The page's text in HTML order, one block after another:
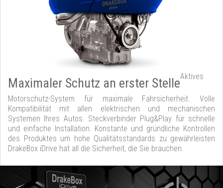
Maximaler Schutz an erster StelleAktives
Motorschutz-System für maximale Fahrsicherheit. Volle
Kompatibilität mit allen elektrischen und mechanischen
Systemen Ihres Autos. Steckverbinder Plug&Play für schnelle
und einfache Installation. Konstante und gründliche Kontrollen
des Produktes um hohe Qualitätsstandards zu gewährleisten
DrakeBox iDrive hat all die Sicherheit, die Sie brauchen.